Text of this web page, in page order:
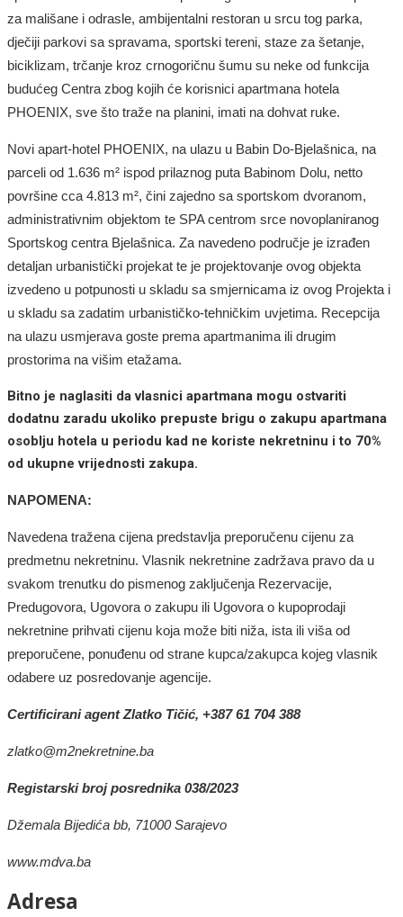
za mališane i odrasle, ambijentalni restoran u srcu tog parka,
dječiji parkovi sa spravama, sportski tereni, staze za šetanje,
biciklizam, trčanje kroz crnogoričnu šumu su neke od funkcija
budućeg Centra zbog kojih će korisnici apartmana hotela
PHOENIX, sve što traže na planini, imati na dohvat ruke.
Novi apart-hotel PHOENIX, na ulazu u Babin Do-Bjelašnica, na
parceli od 1.636 m² ispod prilaznog puta Babinom Dolu, netto
površine cca 4.813 m², čini zajedno sa sportskom dvoranom,
administrativnim objektom te SPA centrom srce novoplaniranog
Sportskog centra Bjelašnica. Za navedeno područje je izrađen
detaljan urbanistički projekat te je projektovanje ovog objekta
izvedeno u potpunosti u skladu sa smjernicama iz ovog Projekta i
u skladu sa zadatim urbanističko-tehničkim uvjetima. Recepcija
na ulazu usmjerava goste prema apartmanima ili drugim
prostorima na višim etažama.
Bitno je naglasiti da vlasnici apartmana mogu ostvariti
dodatnu zaradu ukoliko prepuste brigu o zakupu apartmana
osoblju hotela u periodu kad ne koriste nekretninu i to 70%
od ukupne vrijednosti zakupa.
NAPOMENA:
Navedena tražena cijena predstavlja preporučenu cijenu za
predmetnu nekretninu. Vlasnik nekretnine zadržava pravo da u
svakom trenutku do pismenog zaključenja Rezervacije,
Predugovora, Ugovora o zakupu ili Ugovora o kupoprodaji
nekretnine prihvati cijenu koja može biti niža, ista ili viša od
preporučene, ponuđenu od strane kupca/zakupca kojeg vlasnik
odabere uz posredovanje agencije.
Certificirani agentZlatko Tičić, +387 61 704 388
zlatko@m2nekretnine.ba
Registarski broj posrednika 038/2023
Džemala Bijedića bb, 71000 Sarajevo
www.mdva.ba
Adresa